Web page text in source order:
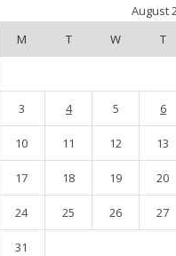
August
M
T W T
3 4 5 6
10 11 12 13
17 18 19 20
24 25 26 27
31